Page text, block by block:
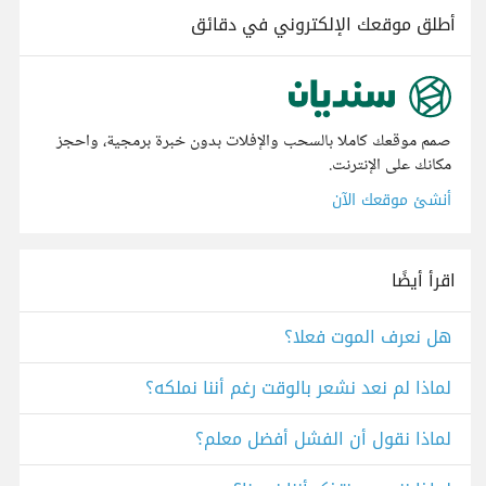
أطلق موقعك الإلكتروني في دقائق
صمم موقعك كاملا بالسحب والإفلات بدون خبرة برمجية، واحجز
مكانك على الإنترنت.
أنشئ موقعك الآن
اقرأ أيضًا
هل نعرف الموت فعلا؟
لماذا لم نعد نشعر بالوقت رغم أننا نملكه؟
لماذا نقول أن الفشل أفضل معلم؟